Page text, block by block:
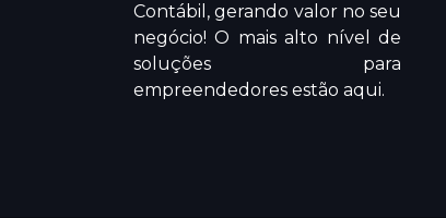
Contábil, gerando valor no seu
negócio! O mais alto nível de
soluções para
empreendedores estão aqui.